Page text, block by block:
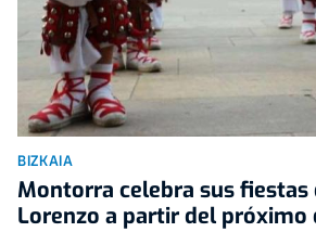
BIZKAIA
Montorra celebra sus fiestas
Lorenzo a partir del próximo